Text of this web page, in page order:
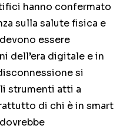
hanno confermato
sulla salute fisica e
essere
dell’era digitale e in
si
strumenti atti a
di chi è in smart